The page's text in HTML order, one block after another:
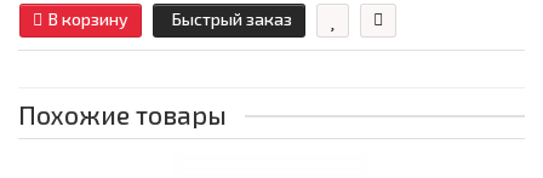
В корзину Быстрый заказ
Похожие товары